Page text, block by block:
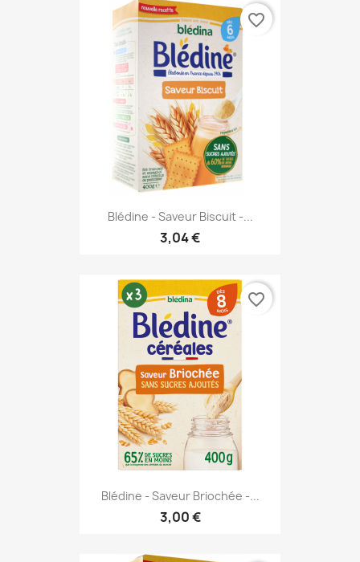
Blédine - Saveur Biscuit -...
3,04 €
favorite_border
Blédine - Saveur Briochée -...
3,00 €
favorite_border